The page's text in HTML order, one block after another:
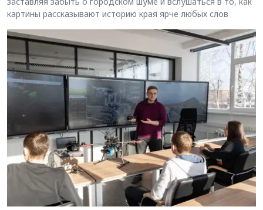
картины рассказывают историю края ярче любых слов